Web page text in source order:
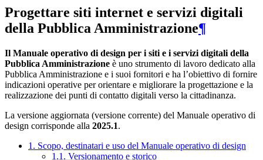
Progettare siti internet e servizi digitali
della Pubblica Amministrazione¶
Il Manuale operativo di design per i siti e i servizi digitali della
Pubblica Amministrazione è uno strumento di lavoro dedicato alla
Pubblica Amministrazione e i suoi fornitori e ha l’obiettivo di fornire
indicazioni operative per orientare e migliorare la progettazione e la
realizzazione dei punti di contatto digitali verso la cittadinanza.
La versione aggiornata (versione corrente) del Manuale operativo di
design corrisponde alla 2025.1.
1. Scopo, destinatari e uso del Manuale operativo di design
1.1. Versionamento e storico